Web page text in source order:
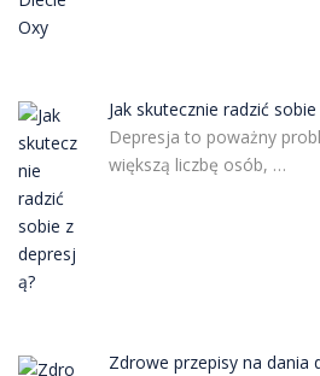
Jak skutecznie radzić
Depresja to poważny
większą liczbę osób, …
Zdrowe przepisy na dania